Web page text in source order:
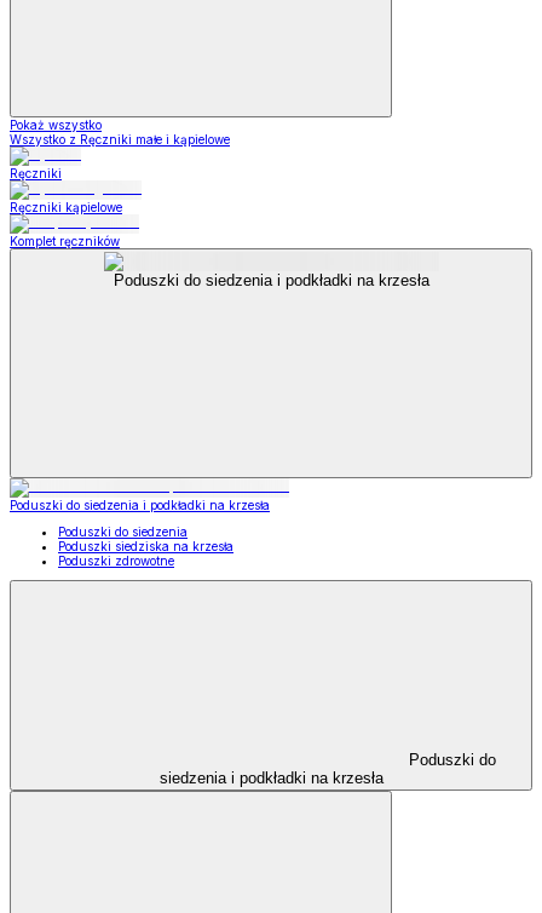
Pokaż wszystko
Wszystko z Ręczniki małe i kąpielowe
Ręczniki
Ręczniki kąpielowe
Komplet ręczników
Poduszki do siedzenia i podkładki na krzesła
Poduszki do siedzenia i podkładki na krzesła
Poduszki do siedzenia
Poduszki siedziska na krzesła
Poduszki zdrowotne
Poduszki do
siedzenia i podkładki na krzesła